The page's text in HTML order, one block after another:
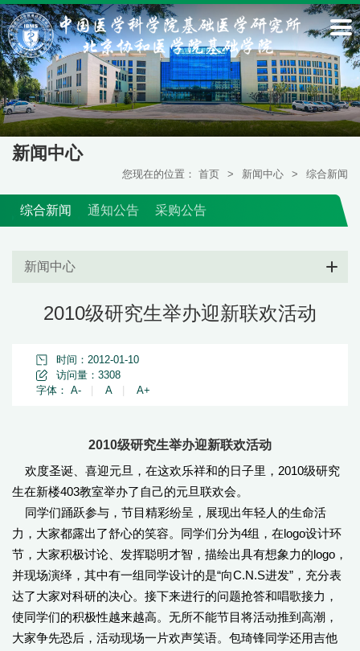
新闻中心
您现在的位置： 首页 > 新闻中心 > 综合新闻
综合新闻 通知公告 采购公告
新闻中心
2010级研究生举办迎新联欢活动
时间：2012-01-10
访问量： 3308
字体： A- A A+
2010级研究生举办迎新联欢活动
欢度圣诞、喜迎元旦，在这欢乐祥和的日子里，2010级研究
生在新楼403教室举办了自己的元旦联欢会。
同学们踊跃参与，节目精彩纷呈，展现出年轻人的生命活
力，大家都露出了舒心的笑容。同学们分为4组，在logo设计环
节，大家积极讨论、发挥聪明才智，描绘出具有想象力的logo，
并现场演绎，其中有一组同学设计的是“向C.N.S进发”，充分表
达了大家对科研的决心。接下来进行的问题抢答和唱歌接力，
使同学们的积极性越来越高。无所不能节目将活动推到高潮，
大家争先恐后，活动现场一片欢声笑语。包琦锋同学还用吉他